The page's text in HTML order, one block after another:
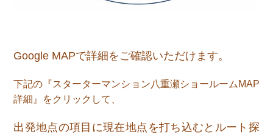
Google MAPで詳細をご確認いただけます。
下記の『スターターマンション八重瀬ショールームMAP
詳細』をクリックして、
出発地点の項目に現在地点を打ち込むとルート探